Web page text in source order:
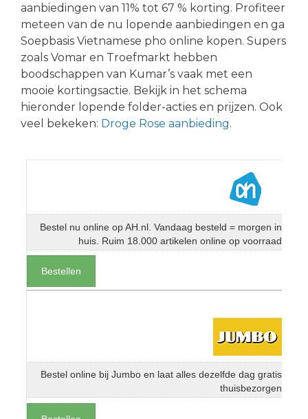
aanbiedingen van 11% tot 67 % korting. Profiteer
meteen van de nu lopende aanbiedingen en ga
Soepbasis Vietnamese pho online kopen. Supers
zoals Vomar en Troefmarkt hebben
boodschappen van Kumar’s vaak met een
mooie kortingsactie. Bekijk in het schema
hieronder lopende folder-acties en prijzen. Ook
veel bekeken: Droge Rose aanbieding.
Bestel nu online op AH.nl. Vandaag besteld = morgen in
huis. Ruim 18.000 artikelen online op voorraad
Bestellen
Bestel online bij Jumbo en laat alles dezelfde dag gratis
thuisbezorgen